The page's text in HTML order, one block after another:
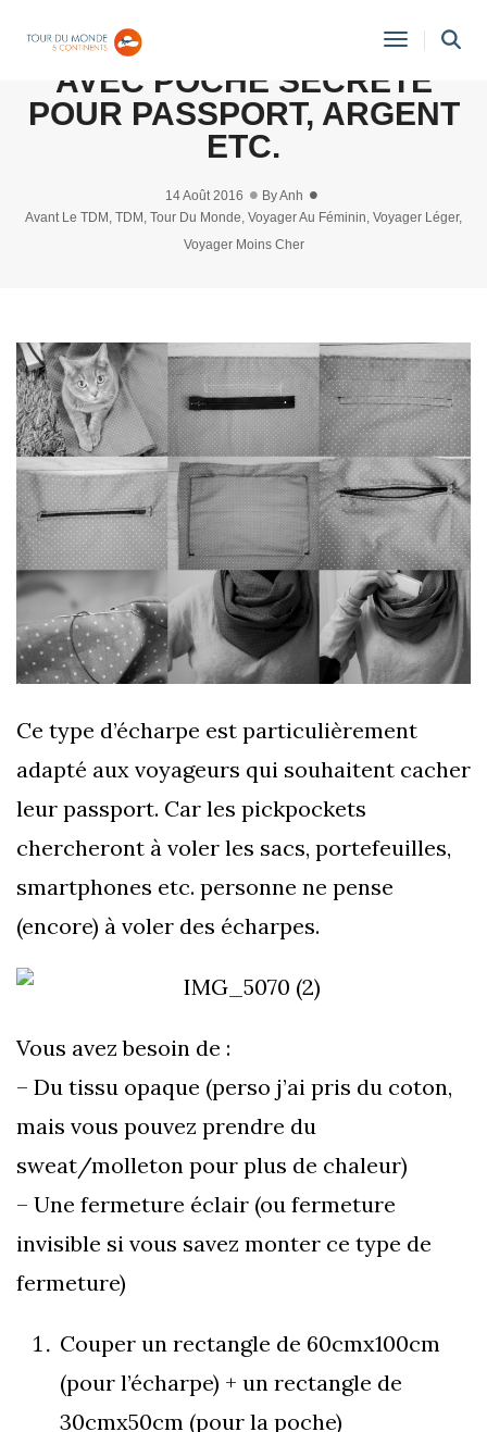
Toggle
DIY: ÉCHARPE CIRCULAIRE
AVEC POCHE SECRÈTE
POUR PASSPORT, ARGENT
ETC.
14 Août 2016 ByAnh
Avant Le TDM , TDM , Tour Du Monde, Voyager Au Féminin, Voyager Léger,
Voyager Moins Cher
Ce type d’écharpe est particulièrement
adapté aux voyageurs qui souhaitent cacher
leur passport. Car les pickpockets
chercheront à voler les sacs, portefeuilles,
smartphones etc. personne ne pense
(encore) à voler des écharpes.
Vous avez besoin de :
– Du tissu opaque (perso j’ai pris du coton,
mais vous pouvez prendre du
sweat/molleton pour plus de chaleur)
– Une fermeture éclair (ou fermeture
invisible si vous savez monter ce type de
fermeture)
Couper un rectangle de 60cmx100cm
(pour l’écharpe) + un rectangle de
30cmx50cm (pour la poche)